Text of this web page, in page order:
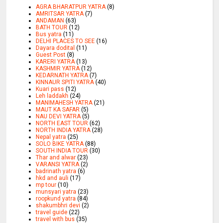
AGRA BHARATPUR YATRA (8)
AMRITSAR YATRA (7)
ANDAMAN (63)
BATH TOUR (12)
Bus yatra (11)
DELHI PLACES TO SEE (16)
Dayara dodital (11)
Guest Post (8)
KARERI YATRA (13)
KASHMIR YATRA (12)
KEDARNATH YATRA (7)
KINNAUR SPITI YATRA (40)
Kuari pass (12)
Leh laddakh (24)
MANIMAHESH YATRA (21)
MAUT KA SAFAR (5)
NAU DEVI YATRA (5)
NORTH EAST TOUR (62)
NORTH INDIA YATRA (28)
Nepal yatra (25)
SOLO BIKE YATRA (88)
SOUTH INDIA TOUR (30)
Thar and alwar (23)
VARANSI YATRA (2)
badrinath yatra (6)
hkd and auli (17)
mp tour (10)
munsyari yatra (23)
roopkund yatra (84)
shakumbhri devi (2)
travel guide (22)
travel with bus (35)